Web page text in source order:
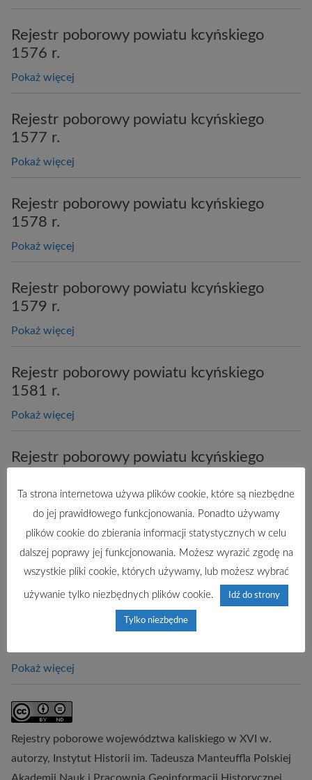
Rejestr poborowy powiatu kcyńskiego
1576 r.
Pokaż więcej
Rejestr poborowy powiatu kcyńskiego
1577 r.
Pokaż więcej
Rejestr poborowy powiatu kcyńskiego
1578 r.
Pokaż więcej
Rejestr poborowy powiatu kcyńskiego
1579 r.
Pokaż więcej
Rejestr poborowy powiatu kcyńskiego
1581 r.
Pokaż więcej
Rejestr poborowy powiatu kcyńskiego
Pokaż więcej
Rejestr poborowy powiatu kcyńskiego
1583 r.
Rejestr poborowy powiatu kcyńskiego
Pokaż więcej
Rejestry poborowe województwa kaliskiego w XVI w.
autorzy,
Instytut Historii im. Tadeusza Manteuffla Polskiej
Ta strona internetowa używa plików cookie, które są niezbędne
do jej prawidłowego funkcjonowania. Ponadto używamy
plików cookie do zbierania informacji statystycznych w celu
dalszej poprawy jej funkcjonowania. Możesz wyrazić zgodę na
wszystkie pliki cookie, których używamy, lub możesz wybrać
używanie tylko niezbędnych plików cookie. Idź do strony
Tylko niezbędne